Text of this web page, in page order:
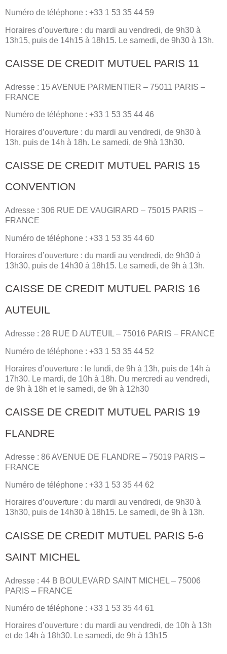
Numéro de téléphone : +33 1 53 35 44 59
Horaires d’ouverture : du mardi au vendredi, de 9h30 à
13h15, puis de 14h15 à 18h15. Le samedi, de 9h30 à 13h.
CAISSE DE CREDIT MUTUEL PARIS 11
Adresse : 15 AVENUE PARMENTIER – 75011 PARIS –
FRANCE
Numéro de téléphone : +33 1 53 35 44 46
Horaires d’ouverture : du mardi au vendredi, de 9h30 à
13h, puis de 14h à 18h. Le samedi, de 9hà 13h30.
CAISSE DE CREDIT MUTUEL PARIS 15
CONVENTION
Adresse : 306 RUE DE VAUGIRARD – 75015 PARIS –
FRANCE
Numéro de téléphone : +33 1 53 35 44 60
Horaires d’ouverture : du mardi au vendredi, de 9h30 à
13h30, puis de 14h30 à 18h15. Le samedi, de 9h à 13h.
CAISSE DE CREDIT MUTUEL PARIS 16
AUTEUIL
Adresse : 28 RUE D AUTEUIL – 75016 PARIS – FRANCE
Numéro de téléphone : +33 1 53 35 44 52
Horaires d’ouverture : le lundi, de 9h à 13h, puis de 14h à
17h30. Le mardi, de 10h à 18h. Du mercredi au vendredi,
de 9h à 18h et le samedi, de 9h à 12h30
CAISSE DE CREDIT MUTUEL PARIS 19
FLANDRE
Adresse : 86 AVENUE DE FLANDRE – 75019 PARIS –
FRANCE
Numéro de téléphone : +33 1 53 35 44 62
Horaires d’ouverture : du mardi au vendredi, de 9h30 à
13h30, puis de 14h30 à 18h15. Le samedi, de 9h à 13h.
CAISSE DE CREDIT MUTUEL PARIS 5-6
SAINT MICHEL
Adresse : 44 B BOULEVARD SAINT MICHEL – 75006
PARIS – FRANCE
Numéro de téléphone : +33 1 53 35 44 61
Horaires d’ouverture : du mardi au vendredi, de 10h à 13h
et de 14h à 18h30. Le samedi, de 9h à 13h15